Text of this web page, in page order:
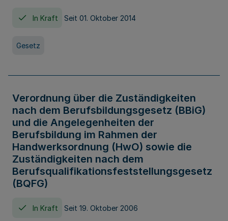
In Kraft Seit 01. Oktober 2014
Gesetz
Verordnung über die Zuständigkeiten
nach dem Berufsbildungsgesetz (BBiG)
und die Angelegenheiten der
Berufsbildung im Rahmen der
Handwerksordnung (HwO) sowie die
Zuständigkeiten nach dem
Berufsqualifikationsfeststellungsgesetz
(BQFG)
In Kraft Seit 19. Oktober 2006